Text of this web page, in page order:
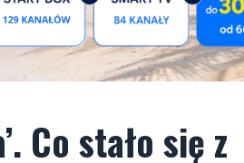
Co stało się z